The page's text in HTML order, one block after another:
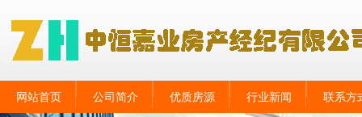
网站首页 公司简介 优质房源 行业新闻 联系方